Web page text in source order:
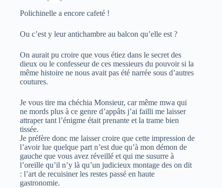
Polichinelle a encore cafeté !
Ou c’est y leur antichambre au balcon qu’elle est ?
On aurait pu croire que vous étiez dans le secret des
dieux ou le confesseur de ces messieurs du pouvoir si la
même histoire ne nous avait pas été narrée sous d’autres
coutures.
Je vous tire ma chéchia Monsieur, car même mwa qui
ne mords plus à ce genre d’appâts j’ai failli me laisser
attraper tant l’énigme était prenante et la trame bien
tissée.
Je préfère donc me laisser croire que cette impression de
l’avoir lue quelque part n’est due qu’à mon démon de
gauche que vous avez réveillé et qui me susurre à
l’oreille qu’il n’y là qu’un judicieux montage des on dit
: l’art de recuisiner les restes passé en haute
gastronomie.